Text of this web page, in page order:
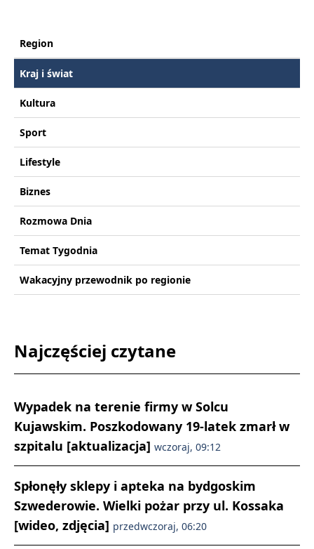
Region
Kraj i świat
Kultura
Sport
Lifestyle
Biznes
Rozmowa Dnia
Temat Tygodnia
Wakacyjny przewodnik po regionie
Najczęściej czytane
Wypadek na terenie firmy w Solcu
Kujawskim. Poszkodowany 19-latek zmarł w
szpitalu [aktualizacja] wczoraj, 09:12
Spłonęły sklepy i apteka na bydgoskim
Szwederowie. Wielki pożar przy ul. Kossaka
[wideo, zdjęcia] przedwczoraj, 06:20